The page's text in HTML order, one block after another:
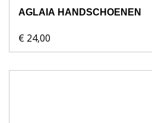
AGLAIA HANDSCHOENEN
€ 24,00